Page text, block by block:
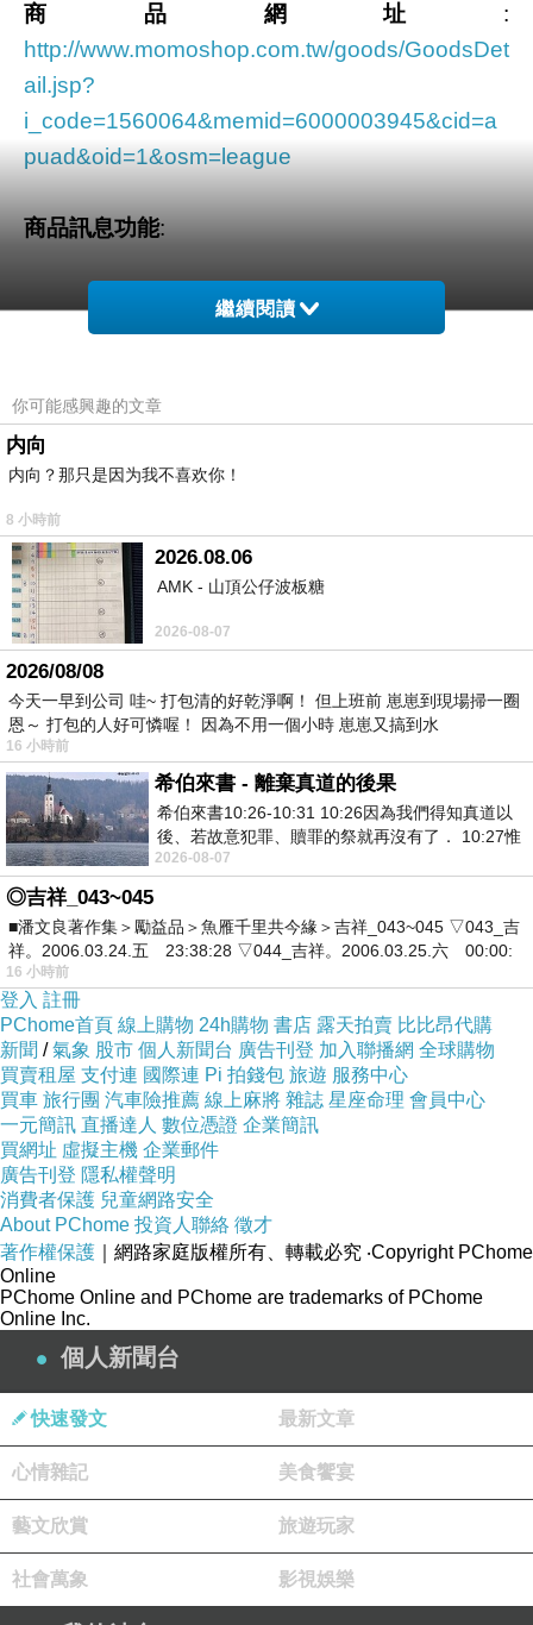
商品網址 :
http://www.momoshop.com.tw/goods/GoodsDet
ail.jsp?
i_code=1560064&memid=6000003945&cid=a
puad&oid=1&osm=league
商品訊息功能:
品號：1560064
全真高級胎牛皮完美質感呈現
獨家舒適超穩厚設計
春夏最漾配色亮麗又摩登
商品訊息描述 :
延續每季熱賣的時尚基本款式 BONBONS再進
化！
推出擁有時尚且不失帥氣的時尚STYLE
超精緻的胎牛皮手工打造
全真皮內裡加上品牌經典防滑鞋底 讓穿著的觸感
更舒適
只要輕鬆搭配Tshirt + 牛仔褲 就能輕鬆展現好萊
塢女星的時尚品味
★推出 性感黑 優雅杏 共2色登場★
★商品規格★
．鞋跟高度：後跟高約11公分(前防水台約2公分)
．商品尺寸： 35/36/37/38/39/40
．尺寸對照：35號=22.5公分，36號=24公分，
35號=22.5公分，36號=23公分，37號=23.5公
分，38號=24公分，39號=24.5公分
繼續閱讀
你可能感興趣的文章
内向
内向？那只是因为我不喜欢你！
8 小時前
2026.08.06
AMK - 山頂公仔波板糖
2026-08-07
2026/08/08
今天一早到公司 哇~ 打包清的好乾淨啊！ 但上班前 崽崽到現場掃一圈
恩～ 打包的人好可憐喔！ 因為不用一個小時 崽崽又搞到水
16 小時前
希伯來書 - 離棄真道的後果
希伯來書10:26-10:31 10:26因為我們得知真道以
後、若故意犯罪、贖罪的祭就再沒有了． 10:27惟
有戰懼等候審判和那燒滅眾敵人的烈火
2026-08-07
◎吉祥_043~045
■潘文良著作集＞勵益品＞魚雁千里共今緣＞吉祥_043~045 ▽043_吉
祥。2006.03.24.五 23:38:28 ▽044_吉祥。2006.03.25.六 00:00:
16 小時前
登入 註冊
PChome首頁 線上購物 24h購物 書店 露天拍賣 比比昂代購
新聞 /氣象 股市 個人新聞台 廣告刊登 加入聯播網 全球購物
買賣租屋 支付連 國際連 Pi 拍錢包 旅遊 服務中心
買車 旅行團 汽車險推薦 線上麻將 雜誌 星座命理 會員中心
一元簡訊 直播達人 數位憑證 企業簡訊
買網址 虛擬主機 企業郵件
廣告刊登 隱私權聲明
消費者保護 兒童網路安全
About PChome 投資人聯絡 徵才
著作權保護 ｜網路家庭版權所有、轉載必究 ‧Copyright PChome
Online
PChome Online and PChome are trademarks of PChome
Online Inc.
個人新聞台
快速發文 最新文章
心情雜記 美食饗宴
藝文欣賞 旅遊玩家
社會萬象 影視娛樂